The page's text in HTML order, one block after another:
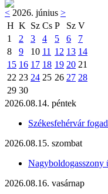
< 2026. június >
H K Sz Cs P Sz V
1
2 3 4 5 6
7
8
9 10 11 12 13 14
15 16 17 18 19 20 21
22 23 24 25 26 27 28
29 30
2026.08.14. péntek
Székesfehérvár
2026.08.15. szombat
Nagyboldogasszony
2026.08.16. vasárnap